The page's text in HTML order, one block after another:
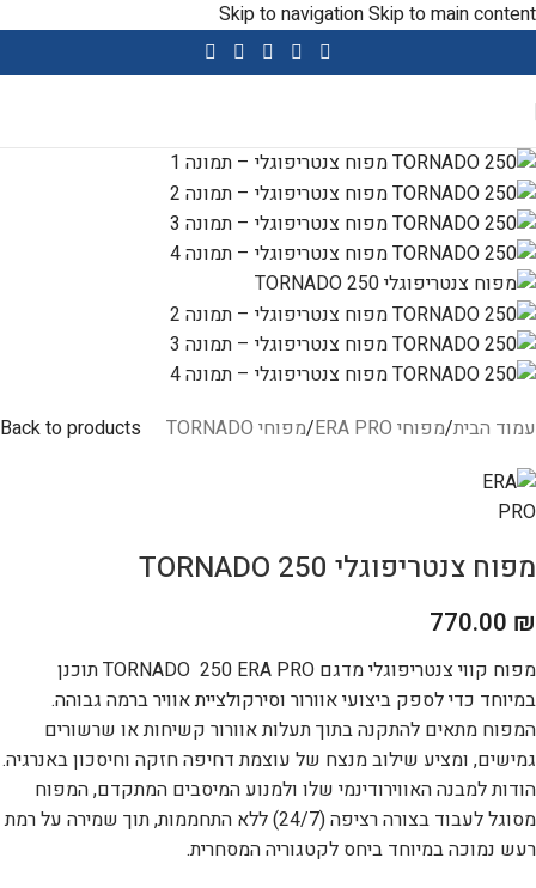
Skip to navigationSkip to main content
שימו לב- שירות ומכירה ניתנים בווטסאפ במענה אנושי
עמוד הבית/מפוחי ERA PRO /מפוחי TORNADO Back to products
מפוח צנטריפוגלי TORNADO 250
770.00 ₪
מפוח קווי צנטריפוגלי מדגם TORNADO 250 ERA PRO תוכנן
במיוחד כדי לספק ביצועי אוורור וסירקולציית אוויר ברמה גבוהה.
המפוח מתאים להתקנה בתוך תעלות אוורור קשיחות או שרשורים
גמישים, ומציע שילוב מנצח של עוצמת דחיפה חזקה וחיסכון באנרגיה.
הודות למבנה האווירודינמי שלו ולמנוע המיסבים המתקדם, המפוח
מסוגל לעבוד בצורה רציפה (24/7) ללא התחממות, תוך שמירה על רמת
רעש נמוכה במיוחד ביחס לקטגוריה המסחרית.